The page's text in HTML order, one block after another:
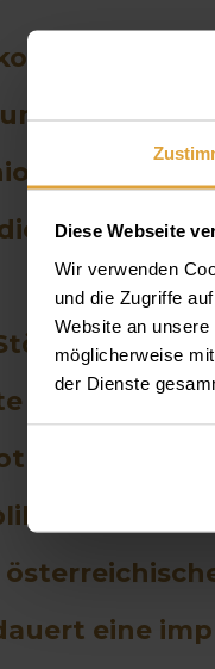
Diese Webseite
Wir verwenden
und die Zugriffe
Website an
möglicherweise
der Dienste
genaue
kosten
eine